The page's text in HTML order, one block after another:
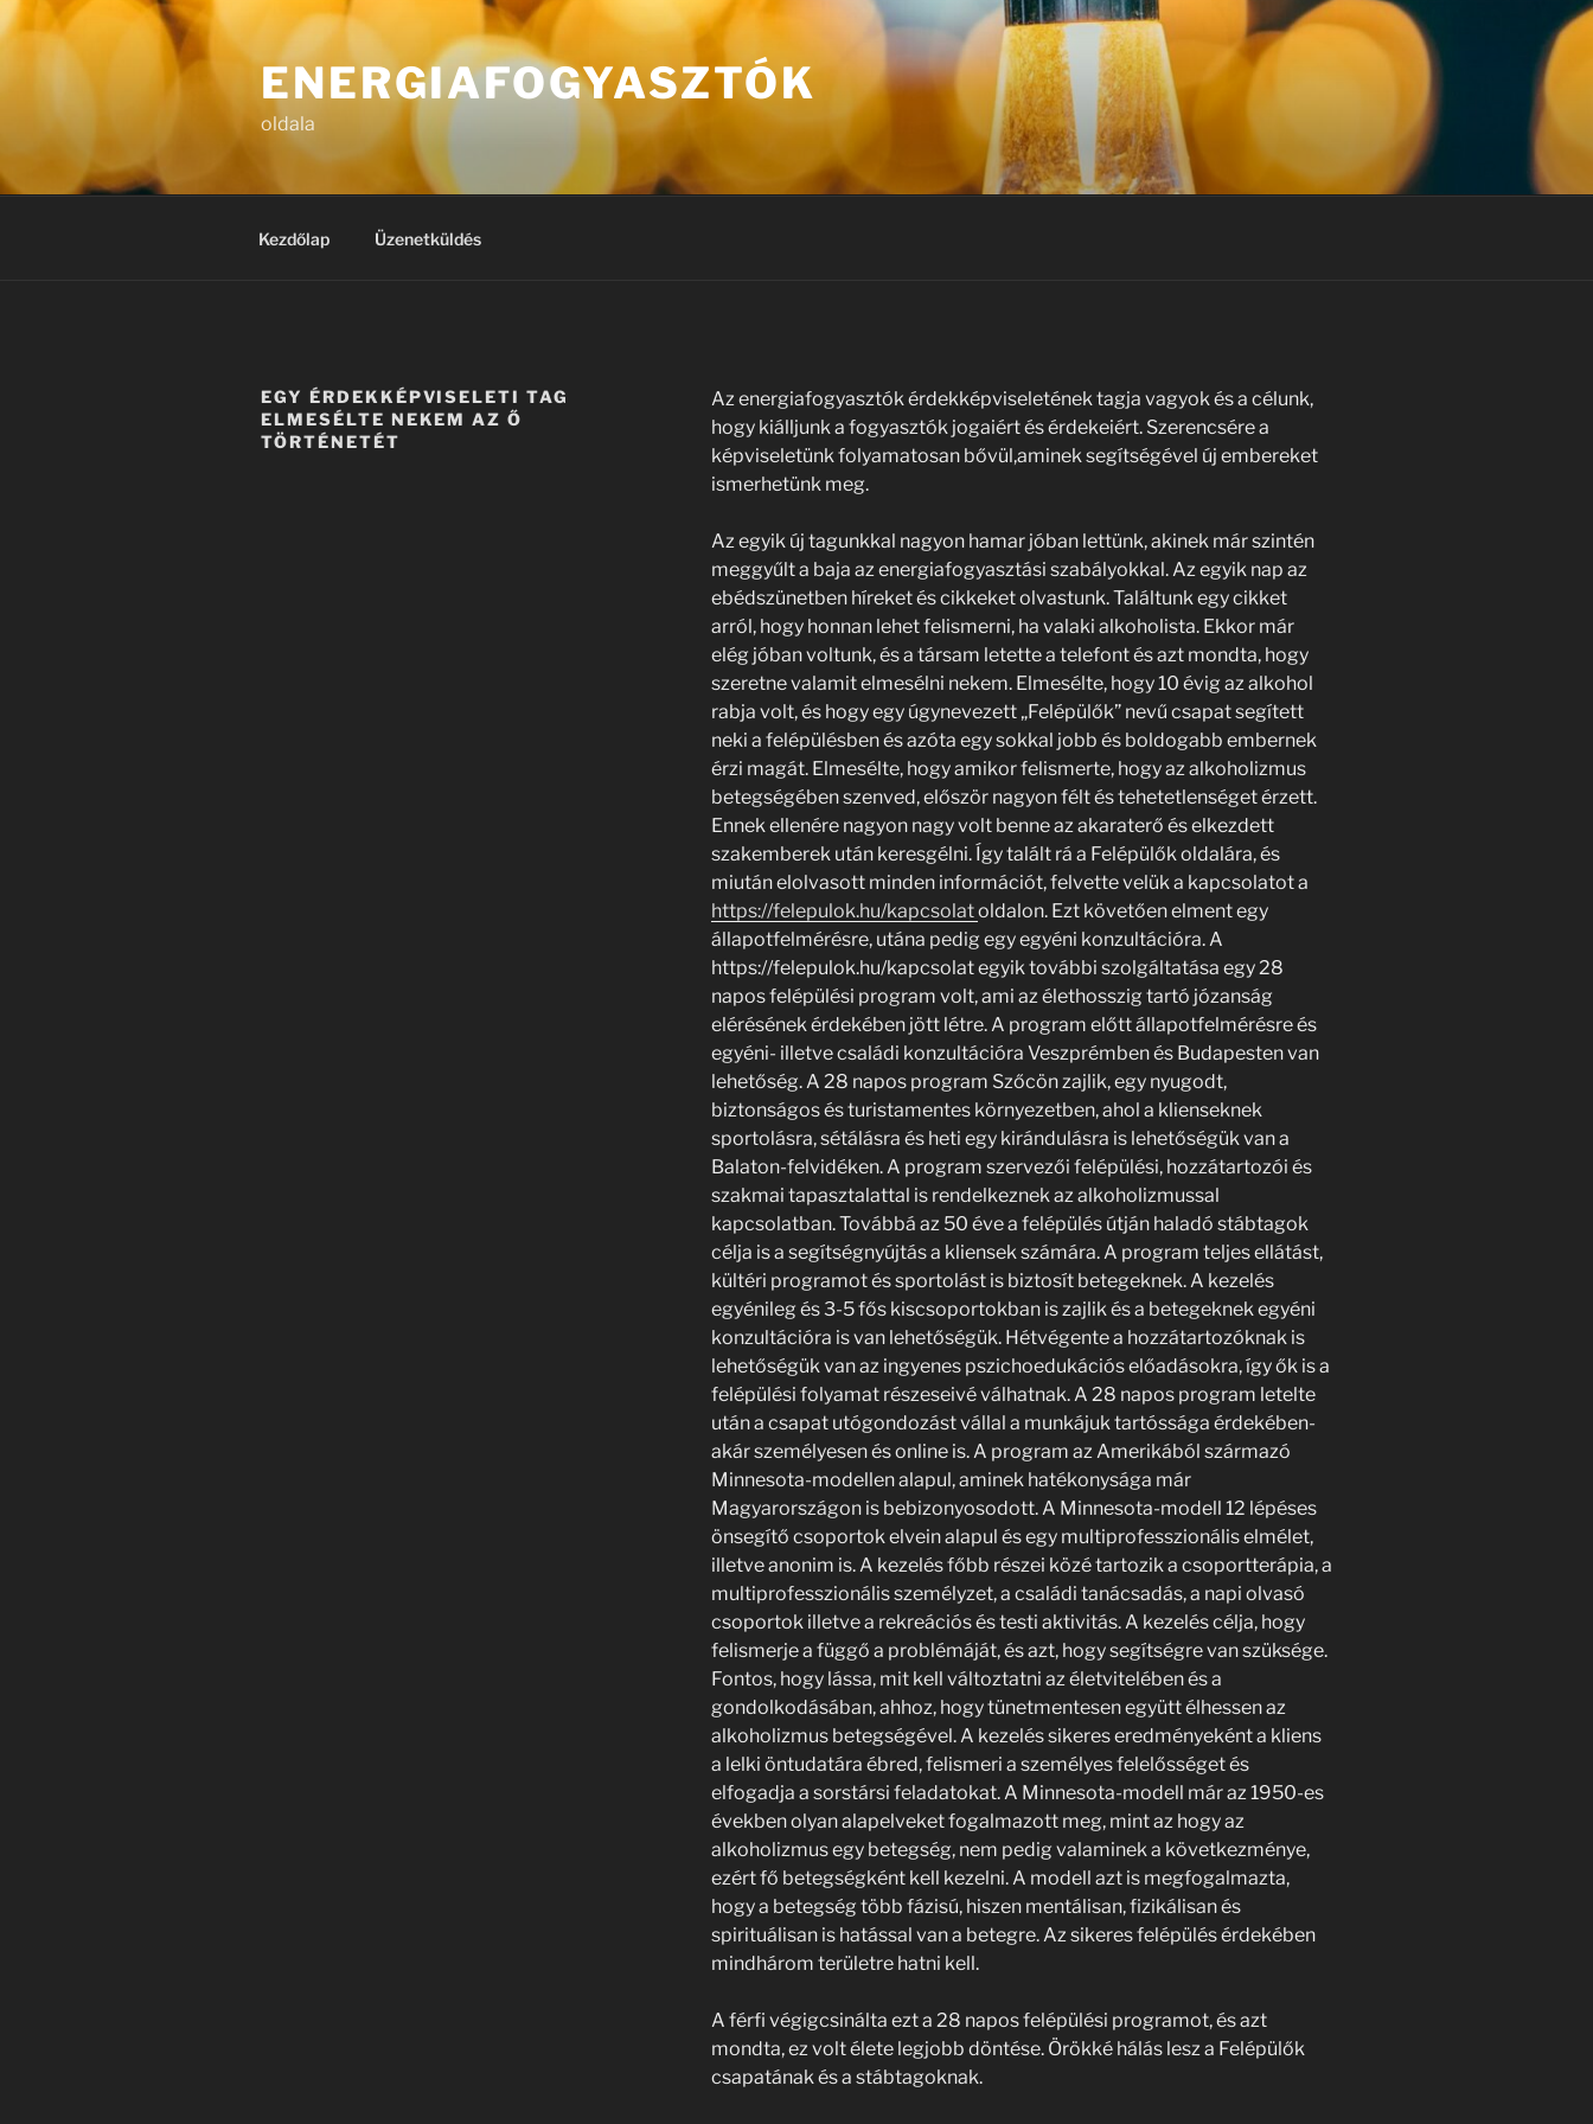
Tartalomhoz
ENERGIAFOGYASZTÓK
oldala
Kezdőlap Üzenetküldés
EGY ÉRDEKKÉPVISELETI TAG
ELMESÉLTE NEKEM AZ Ő
TÖRTÉNETÉT
Az energiafogyasztók érdekképviseletének tagja vagyok és a célunk,
hogy kiálljunk a fogyasztók jogaiért és érdekeiért. Szerencsére a
képviseletünk folyamatosan bővül,aminek segítségével új embereket
ismerhetünk meg.
Az egyik új tagunkkal nagyon hamar jóban lettünk, akinek már szintén
meggyűlt a baja az energiafogyasztási szabályokkal. Az egyik nap az
ebédszünetben híreket és cikkeket olvastunk. Találtunk egy cikket
arról, hogy honnan lehet felismerni, ha valaki alkoholista. Ekkor már
elég jóban voltunk, és a társam letette a telefont és azt mondta, hogy
szeretne valamit elmesélni nekem. Elmesélte, hogy 10 évig az alkohol
rabja volt, és hogy egy úgynevezett „Felépülők” nevű csapat segített
neki a felépülésben és azóta egy sokkal jobb és boldogabb embernek
érzi magát. Elmesélte, hogy amikor felismerte, hogy az alkoholizmus
betegségében szenved, először nagyon félt és tehetetlenséget érzett.
Ennek ellenére nagyon nagy volt benne az akaraterő és elkezdett
szakemberek után keresgélni. Így talált rá a Felépülők oldalára, és
miután elolvasott minden információt, felvette velük a kapcsolatot a
https://felepulok.hu/kapcsolatoldalon. Ezt követően elment egy
állapotfelmérésre, utána pedig egy egyéni konzultációra. A
https://felepulok.hu/kapcsolat egyik további szolgáltatása egy 28
napos felépülési program volt, ami az élethosszig tartó józanság
elérésének érdekében jött létre. A program előtt állapotfelmérésre és
egyéni- illetve családi konzultációra Veszprémben és Budapesten van
lehetőség. A 28 napos program Szőcön zajlik, egy nyugodt,
biztonságos és turistamentes környezetben, ahol a klienseknek
sportolásra, sétálásra és heti egy kirándulásra is lehetőségük van a
Balaton-felvidéken. A program szervezői felépülési, hozzátartozói és
szakmai tapasztalattal is rendelkeznek az alkoholizmussal
kapcsolatban. Továbbá az 50 éve a felépülés útján haladó stábtagok
célja is a segítségnyújtás a kliensek számára. A program teljes ellátást,
kültéri programot és sportolást is biztosít betegeknek. A kezelés
egyénileg és 3-5 fős kiscsoportokban is zajlik és a betegeknek egyéni
konzultációra is van lehetőségük. Hétvégente a hozzátartozóknak is
lehetőségük van az ingyenes pszichoedukációs előadásokra, így ők is a
felépülési folyamat részeseivé válhatnak. A 28 napos program letelte
után a csapat utógondozást vállal a munkájuk tartóssága érdekében-
akár személyesen és online is. A program az Amerikából származó
Minnesota-modellen alapul, aminek hatékonysága már
Magyarországon is bebizonyosodott. A Minnesota-modell 12 lépéses
önsegítő csoportok elvein alapul és egy multiprofesszionális elmélet,
illetve anonim is. A kezelés főbb részei közé tartozik a csoportterápia, a
multiprofesszionális személyzet, a családi tanácsadás, a napi olvasó
csoportok illetve a rekreációs és testi aktivitás. A kezelés célja, hogy
felismerje a függő a problémáját, és azt, hogy segítségre van szüksége.
Fontos, hogy lássa, mit kell változtatni az életvitelében és a
gondolkodásában, ahhoz, hogy tünetmentesen együtt élhessen az
alkoholizmus betegségével. A kezelés sikeres eredményeként a kliens
a lelki öntudatára ébred, felismeri a személyes felelősséget és
elfogadja a sorstársi feladatokat. A Minnesota-modell már az 1950-es
években olyan alapelveket fogalmazott meg, mint az hogy az
alkoholizmus egy betegség, nem pedig valaminek a következménye,
ezért fő betegségként kell kezelni. A modell azt is megfogalmazta,
hogy a betegség több fázisú, hiszen mentálisan, fizikálisan és
spirituálisan is hatással van a betegre. Az sikeres felépülés érdekében
mindhárom területre hatni kell.
A férfi végigcsinálta ezt a 28 napos felépülési programot, és azt
mondta, ez volt élete legjobb döntése. Örökké hálás lesz a Felépülők
csapatának és a stábtagoknak.